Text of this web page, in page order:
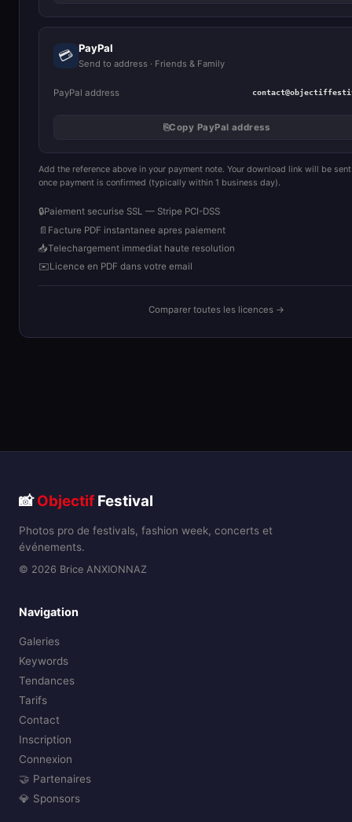
💳 PayPal
Send to address · Friends & Family
PayPal address
⎘Copy PayPal address
Add the reference above in your payment note. Your download link will be
once payment is confirmed (typically within 1 business day).
🔒Paiement securise SSL — Stripe PCI-DSS
📄 Facture PDF instantanee apres paiement
📥Telechargement immediat haute resolution
✉️Licence en PDF dans votre email
Comparer toutes les licences →
📸Objectif Festival
Photos pro de festivals, fashion week, concerts et
événements.
© 2026 Brice ANXIONNAZ
Navigation
Galeries
Keywords
Tendances
Tarifs
Contact
Inscription
Connexion
🤝 Partenaires
💎 Sponsors